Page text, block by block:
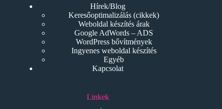
Hírek/Blog
Keresőoptimalizálás (cikkek)
Weboldal készítés árak
Google AdWords – ADS
WordPress bővítmények
Ingyenes weboldal készítés
Egyéb
Kapcsolat
Linkek